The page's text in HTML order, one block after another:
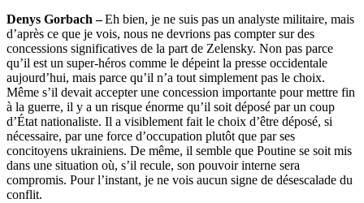
Denys Gorbach –Eh bien, je ne suis pas un analyste militaire, mais
d’après ce que je vois, nous ne devrions pas compter sur des
concessions significatives de la part de Zelensky. Non pas parce
qu’il est un super-héros comme le dépeint la presse occidentale
aujourd’hui, mais parce qu’il n’a tout simplement pas le choix.
Même s’il devait accepter une concession importante pour mettre fin
à la guerre, il y a un risque énorme qu’il soit déposé par un coup
d’État nationaliste. Il a visiblement fait le choix d’être déposé, si
nécessaire, par une force d’occupation plutôt que par ses
concitoyens ukrainiens. De même, il semble que Poutine se soit mis
dans une situation où, s’il recule, son pouvoir interne sera
compromis. Pour l’instant, je ne vois aucun signe de désescalade du
conflit.